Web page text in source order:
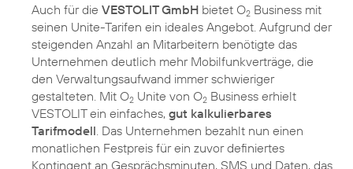
Auch für die VESTOLIT GmbH bietet O2 Business mit
seinen Unite-Tarifen ein ideales Angebot. Aufgrund der
steigenden Anzahl an Mitarbeitern benötigte das
Unternehmen deutlich mehr Mobilfunkverträge, die
den Verwaltungsaufwand immer schwieriger
gestalteten. Mit O2 Unite von O2 Business erhielt
VESTOLIT ein einfaches, gut kalkulierbares
Tarifmodell . Das Unternehmen bezahlt nun einen
monatlichen Festpreis für ein zuvor definiertes
Kontingent an Gesprächsminuten, SMS und Daten, das